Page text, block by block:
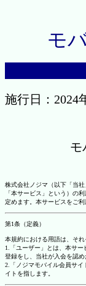
モ
施行日：2024
モ
株式会社ノジマ（以下「当
「本サービス」という）の
定めます。本サービスをご
第1条（定義）
本規約における用語は、そ
1.「ユーザー」とは、本サ
登録をし、当社が入会を認め
2.「ノジマモバイル会員サ
イトを指します。